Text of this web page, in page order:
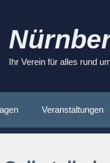
Ihr Verein für alles rund
Veranstaltungen